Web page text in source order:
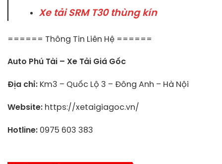
Xe tải SRM T30 thùng kín
====== Thông Tin Liên Hệ ======
Auto Phú Tài – Xe Tải Giá Gốc
Địa chỉ: Km3 – Quốc Lộ 3 – Đông Anh – Hà Nội
Website: https://xetaigiagoc.vn/
Hotline: 0975 603 383